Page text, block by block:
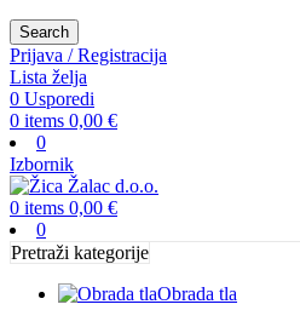
Search
Prijava / Registracija
Lista želja
0 Usporedi
0 items 0,00 €
0
Izbornik
0 items 0,00 €
0
Pretraži kategorije
Obrada tla